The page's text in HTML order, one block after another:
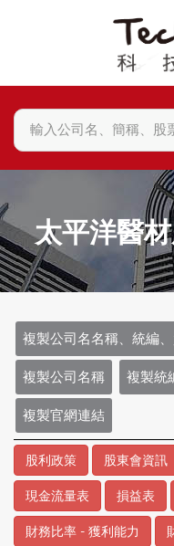
太平洋醫
複製公司名名稱、統編
複製公司名稱 複製統
複製官網連結
股利政策 股東會資訊
現金流量表 損益表
財務比率 - 獲利能力